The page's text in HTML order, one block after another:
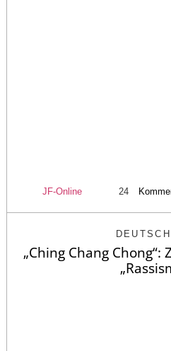
JF-Online 24
„Ching Chang Chong“: